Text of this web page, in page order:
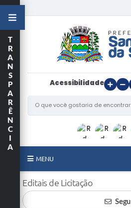
Acessibilidade
MENU
Início
T
R
A
N
S
P
A
R
Ê
N
C
I
A
Editais de Licitação